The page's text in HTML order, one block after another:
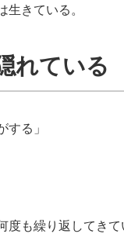
きている。
れている
る」
も繰り返してきて